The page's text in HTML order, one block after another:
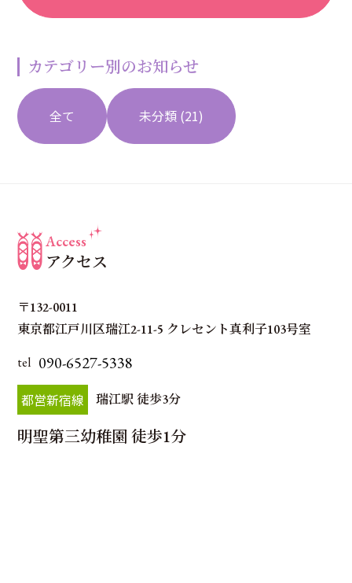
カテゴリー別のお知らせ
全て 未分類 (21)
Access
アクセス
〒132-0011
東京都江戸川区瑞江2-11-5 クレセント真利子103号室
tel 090-6527-5338
都営新宿線 瑞江駅 徒歩3分
明聖第三幼稚園 徒歩1分